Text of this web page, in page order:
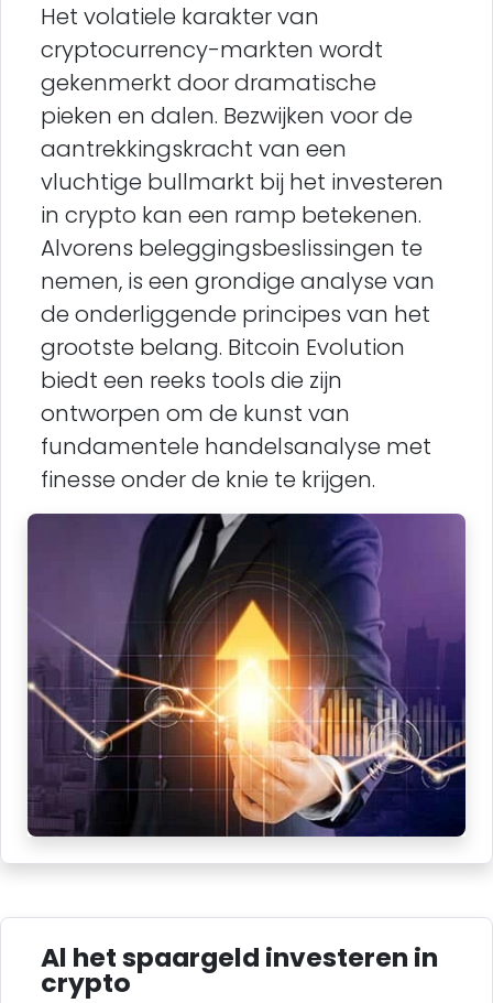
Het volatiele karakter van
cryptocurrency-markten wordt
gekenmerkt door dramatische
pieken en dalen. Bezwijken voor de
aantrekkingskracht van een
vluchtige bullmarkt bij het investeren
in crypto kan een ramp betekenen.
Alvorens beleggingsbeslissingen te
nemen, is een grondige analyse van
de onderliggende principes van het
grootste belang. Bitcoin Evolution
biedt een reeks tools die zijn
ontworpen om de kunst van
fundamentele handelsanalyse met
finesse onder de knie te krijgen.
Al het spaargeld investeren in
crypto